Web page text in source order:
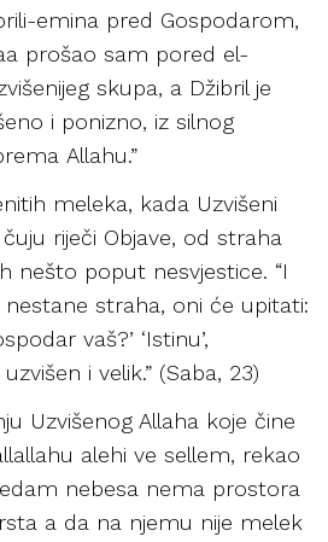
emina pred Gospodarom,
prošao sam pored el-
skupa, a Džibril je
i ponizno, iz silnog
Allahu.”
meleka, kada Uzvišeni
riječi Objave, od straha
nešto poput nesvjestice. “I
nestane straha, oni će upitati:
vaš?’ ‘Istinu’,
i velik.” (Saba, 23)
Uzvišenog Allaha koje čine
alehi ve sellem, rekao
nebesa nema prostora
a da na njemu nije melek